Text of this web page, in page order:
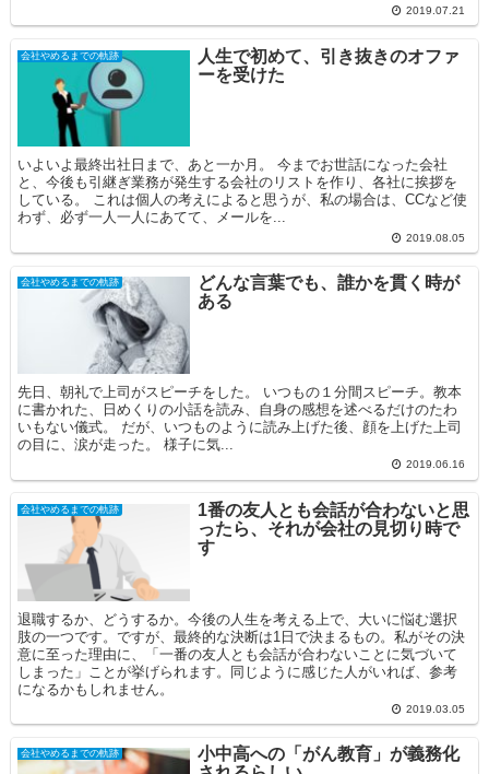
2019.07.21
会社やめるまでの軌跡
人生で初めて、引き抜きのオファ
ーを受けた
いよいよ最終出社日まで、あと一か月。 今までお世話になった会社
と、今後も引継ぎ業務が発生する会社のリストを作り、各社に挨拶を
している。 これは個人の考えによると思うが、私の場合は、CCなど使
わず、必ず一人一人にあてて、メールを...
2019.08.05
会社やめるまでの軌跡
どんな言葉でも、誰かを貫く時が
ある
先日、朝礼で上司がスピーチをした。 いつもの１分間スピーチ。教本
に書かれた、日めくりの小話を読み、自身の感想を述べるだけのたわ
いもない儀式。 だが、いつものように読み上げた後、顔を上げた上司
の目に、涙が走った。 様子に気...
2019.06.16
会社やめるまでの軌跡
1番の友人とも会話が合わないと思
ったら、それが会社の見切り時で
す
退職するか、どうするか。今後の人生を考える上で、大いに悩む選択
肢の一つです。ですが、最終的な決断は1日で決まるもの。私がその決
意に至った理由に、「一番の友人とも会話が合わないことに気づいて
しまった」ことが挙げられます。同じように感じた人がいれば、参考
になるかもしれません。
2019.03.05
会社やめるまでの軌跡
小中高への「がん教育」が義務化